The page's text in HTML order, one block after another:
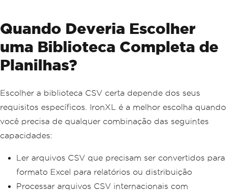
Quando Deveria Escolher
uma Biblioteca Completa de
Planilhas?
Escolher a biblioteca CSV certa depende dos seus
requisitos específicos. IronXL é a melhor escolha quando
você precisa de qualquer combinação das seguintes
capacidades:
Ler arquivos CSV que precisam ser convertidos para
formato Excel para relatórios ou distribuição
Processar arquivos CSV internacionais com